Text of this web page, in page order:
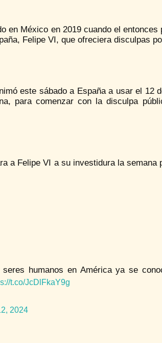
en México en 2019 cuando el entonces
Felipe VI, que ofreciera disculpas
este sábado a España a usar el 12
para comenzar con la disculpa
a Felipe VI a su investidura la semana
humanos en América ya se
t.co/JcDlFkaY9g
2024